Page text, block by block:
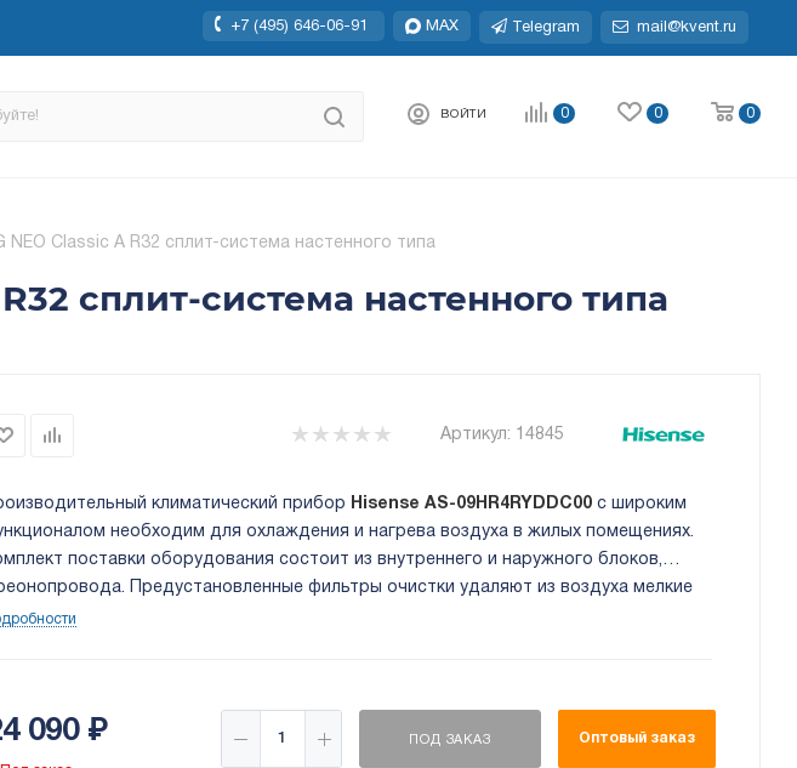
+7 (495) 646-06-91 MAX Telegram mail@kvent.ru
ВОЙТИ 0 0 0
NEO Classic A R32 сплит-система настенного типа
сплит-система настенного типа
Артикул: 14845
климатический прибор Hisense AS-09HR4RYDDC00 с широким
необходим для охлаждения и нагрева воздуха в жилых помещениях.
поставки оборудования состоит из внутреннего и наружного блоков,
Предустановленные фильтры очистки удаляют из воздуха мелкие
и неприятные запахи.
090₽ ПОД ЗАКАЗ Оптовый заказ